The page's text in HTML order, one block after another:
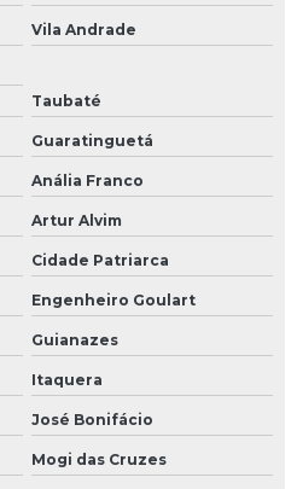
Vila Andrade
Taubaté
Guaratinguetá
Anália Franco
Artur Alvim
Cidade Patriarca
Engenheiro Goulart
Guianazes
Itaquera
José Bonifácio
Mogi das Cruzes